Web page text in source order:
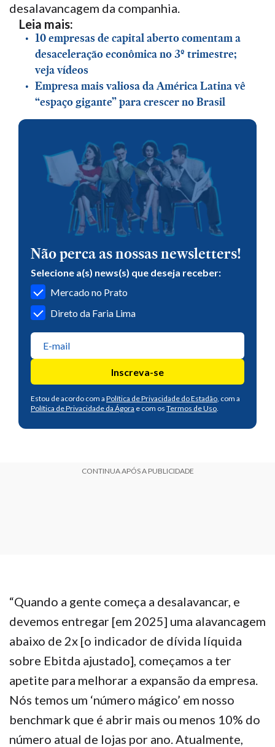
desalavancagem da companhia.
Leia mais:
10 empresas de capital aberto comentam a
desaceleração econômica no 3º trimestre;
veja vídeos
Empresa mais valiosa da América Latina vê
“espaço gigante” para crescer no Brasil
Não perca as nossas newsletters!
Selecione a(s) news(s) que deseja receber:
Mercado no Prato
Direto da Faria Lima
Inscreva-se
Estou de acordo com a Política de Privacidade do Estadão, com a
Política de Privacidade da Ágora e com os Termos de Uso.
CONTINUA APÓS A PUBLICIDADE
“Quando a gente começa a desalavancar, e
devemos entregar [em 2025] uma alavancagem
abaixo de 2x [o indicador de dívida líquida
sobre Ebitda ajustado], começamos a ter
apetite para melhorar a expansão da empresa.
Nós temos um ‘número mágico’ em nosso
benchmark que é abrir mais ou menos 10% do
número atual de lojas por ano. Atualmente,